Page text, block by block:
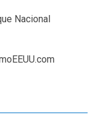
Nacional